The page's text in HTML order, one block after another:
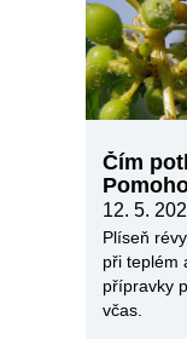
Čím
12. 5.
Plíseň
při teplém
přípravky
včas.